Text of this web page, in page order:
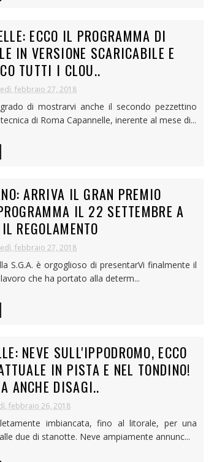
ECCO IL PROGRAMMA DI
IN VERSIONE SCARICABILE E
TUTTI I CLOU..
febbraio 27, 2018
di mostrarvi anche il secondo pezzettino
di Roma Capannelle, inerente al mese di...
ARRIVA IL GRAN PREMIO
IL 22 SETTEMBRE A
REGOLAMENTO
febbraio 27, 2018
S.G.A. è orgoglioso di presentarVi finalmente il
che ha portato alla determ...
NEVE SULL'IPPODROMO, ECCO
IN PISTA E NEL TONDINO!
ANCHE DISAGI..
febbraio 26, 2018
imbiancata, fino al litorale, per una
due di stanotte. Neve ampiamente annunc...